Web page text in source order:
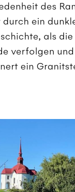
des
ein
als
verfolgen
ein